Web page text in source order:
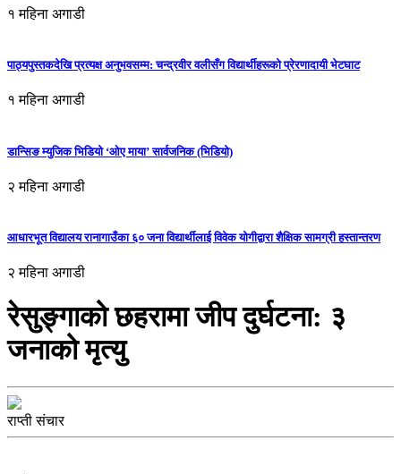
१ महिना अगाडी
पाठ्यपुस्तकदेखि प्रत्यक्ष अनुभवसम्म: चन्द्रवीर वलीसँग विद्यार्थीहरूको प्रेरणादायी भेटघाट
१ महिना अगाडी
डान्सिङ म्युजिक भिडियो ‘ओए माया’ सार्वजनिक (भिडियो)
२ महिना अगाडी
आधारभूत विद्यालय रानागाउँका ६० जना विद्यार्थीलाई विवेक योगीद्वारा शैक्षिक सामग्री हस्तान्तरण
२ महिना अगाडी
रेसुङ्गाको छहरामा जीप दुर्घटना: ३
जनाको मृत्यु
राप्ती संचार